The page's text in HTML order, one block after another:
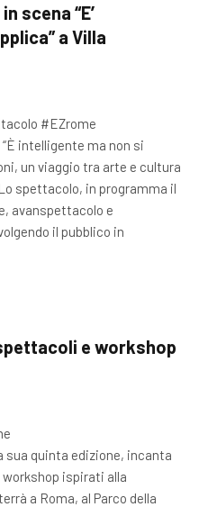
scena “E’
a Villa
#EZrome
intelligente ma non si
un viaggio tra arte e cultura
spettacolo, in programma il
avanspettacolo e
il pubblico in
e workshop
sua quinta edizione, incanta
ispirati alla
a Roma, al Parco della